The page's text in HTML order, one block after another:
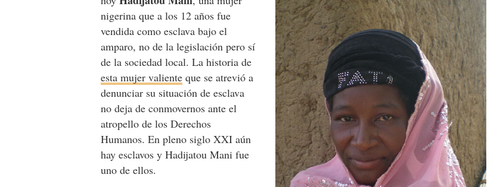
nigerina que a los 12 años fue
vendida como esclava bajo el
amparo, no de la legislación pero sí
de la sociedad local. La historia de
esta mujer valiente que se atrevió a
denunciar su situación de esclava
no deja de conmovernos ante el
atropello de los Derechos
Humanos. En pleno siglo XXI aún
hay esclavos y Hadijatou Mani fue
uno de ellos.